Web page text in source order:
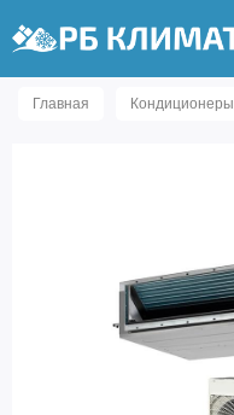
Главная Кондиционеры